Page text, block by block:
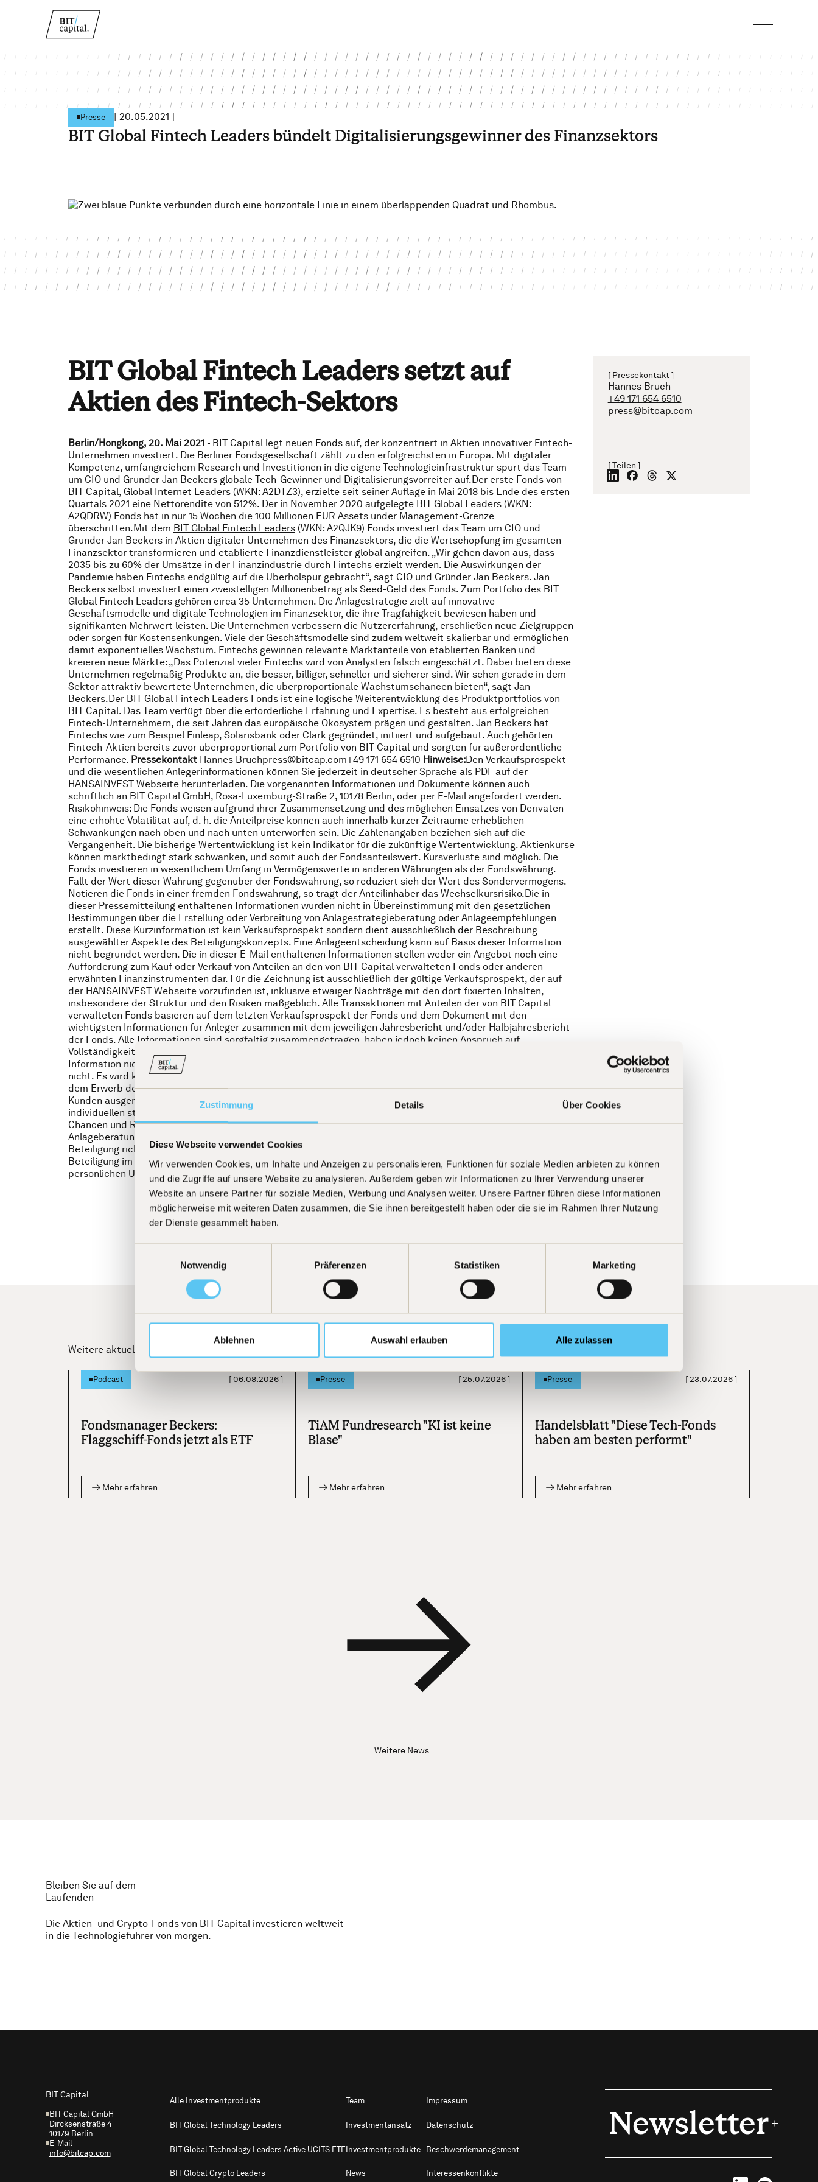
Zustimmung Details Über Cookies
Diese Webseite verwendet Cookies
Wir verwenden Cookies, um Inhalte und Anzeigen zu personalisieren, Funktionen für soziale Medien anbieten zu können
und die Zugriffe auf unsere Website zu analysieren. Außerdem geben wir Informationen zu Ihrer Verwendung unserer
Website an unsere Partner für soziale Medien, Werbung und Analysen weiter. Unsere Partner führen diese Informationen
möglicherweise mit weiteren Daten zusammen, die Sie ihnen bereitgestellt haben oder die sie im Rahmen Ihrer Nutzung
der Dienste gesammelt haben.
Notwendig
Präferenzen Statistiken Marketing
Ablehnen Auswahl erlauben Alle zulassen
Presse [ 20.05.2021 ]
BIT Global Fintech Leaders bündelt Digitalisierungsgewinner des Finanzsektors
BIT Global Fintech Leaders setzt auf
Aktien des Fintech-Sektors
Berlin/Hongkong, 20. Mai 2021 - BIT Capital legt neuen Fonds auf, der konzentriert in Aktien innovativer Fintech-
Unternehmen investiert. Die Berliner Fondsgesellschaft zählt zu den erfolgreichsten in Europa. Mit digitaler
Kompetenz, umfangreichem Research und Investitionen in die eigene Technologieinfrastruktur spürt das Team
um CIO und Gründer Jan Beckers globale Tech-Gewinner und Digitalisierungsvorreiter auf.Der erste Fonds von
BIT Capital, Global Internet Leaders (WKN: A2DTZ3), erzielte seit seiner Auflage in Mai 2018 bis Ende des ersten
Quartals 2021 eine Nettorendite von 512%. Der in November 2020 aufgelegte BIT Global Leaders (WKN:
A2QDRW) Fonds hat in nur 15 Wochen die 100 Millionen EUR Assets under Management-Grenze
überschritten.Mit dem BIT Global Fintech Leaders (WKN: A2QJK9) Fonds investiert das Team um CIO und
Gründer Jan Beckers in Aktien digitaler Unternehmen des Finanzsektors, die die Wertschöpfung im gesamten
Finanzsektor transformieren und etablierte Finanzdienstleister global angreifen. „Wir gehen davon aus, dass
2035 bis zu 60% der Umsätze in der Finanzindustrie durch Fintechs erzielt werden. Die Auswirkungen der
Pandemie haben Fintechs endgültig auf die Überholspur gebracht“, sagt CIO und Gründer Jan Beckers. Jan
Beckers selbst investiert einen zweistelligen Millionenbetrag als Seed-Geld des Fonds. Zum Portfolio des BIT
Global Fintech Leaders gehören circa 35 Unternehmen. Die Anlagestrategie zielt auf innovative
Geschäftsmodelle und digitale Technologien im Finanzsektor, die ihre Tragfähigkeit bewiesen haben und
signifikanten Mehrwert leisten. Die Unternehmen verbessern die Nutzererfahrung, erschließen neue Zielgruppen
oder sorgen für Kostensenkungen. Viele der Geschäftsmodelle sind zudem weltweit skalierbar und ermöglichen
damit exponentielles Wachstum. Fintechs gewinnen relevante Marktanteile von etablierten Banken und
kreieren neue Märkte: „Das Potenzial vieler Fintechs wird von Analysten falsch eingeschätzt. Dabei bieten diese
Unternehmen regelmäßig Produkte an, die besser, billiger, schneller und sicherer sind. Wir sehen gerade in dem
Sektor attraktiv bewertete Unternehmen, die überproportionale Wachstumschancen bieten“, sagt Jan
Beckers.Der BIT Global Fintech Leaders Fonds ist eine logische Weiterentwicklung des Produktportfolios von
BIT Capital. Das Team verfügt über die erforderliche Erfahrung und Expertise. Es besteht aus erfolgreichen
Fintech-Unternehmern, die seit Jahren das europäische Ökosystem prägen und gestalten. Jan Beckers hat
Fintechs wie zum Beispiel Finleap, Solarisbank oder Clark gegründet, initiiert und aufgebaut. Auch gehörten
Fintech-Aktien bereits zuvor überproportional zum Portfolio von BIT Capital und sorgten für außerordentliche
Performance. Pressekontakt Hannes Bruchpress@bitcap.com+49 171 654 6510 Hinweise:Den Verkaufsprospekt
und die wesentlichen Anlegerinformationen können Sie jederzeit in deutscher Sprache als PDF auf der
HANSAINVEST Webseite herunterladen. Die vorgenannten Informationen und Dokumente können auch
schriftlich an BIT Capital GmbH, Rosa-Luxemburg-Straße 2, 10178 Berlin, oder per E-Mail angefordert werden.
Risikohinweis: Die Fonds weisen aufgrund ihrer Zusammensetzung und des möglichen Einsatzes von Derivaten
eine erhöhte Volatilität auf, d. h. die Anteilpreise können auch innerhalb kurzer Zeiträume erheblichen
Schwankungen nach oben und nach unten unterworfen sein. Die Zahlenangaben beziehen sich auf die
Vergangenheit. Die bisherige Wertentwicklung ist kein Indikator für die zukünftige Wertentwicklung. Aktienkurse
können marktbedingt stark schwanken, und somit auch der Fondsanteilswert. Kursverluste sind möglich. Die
Fonds investieren in wesentlichem Umfang in Vermögenswerte in anderen Währungen als der Fondswährung.
Fällt der Wert dieser Währung gegenüber der Fondswährung, so reduziert sich der Wert des Sondervermögens.
Notieren die Fonds in einer fremden Fondswährung, so trägt der Anteilinhaber das Wechselkursrisiko.Die in
dieser Pressemitteilung enthaltenen Informationen wurden nicht in Übereinstimmung mit den gesetzlichen
Bestimmungen über die Erstellung oder Verbreitung von Anlagestrategieberatung oder Anlageempfehlungen
erstellt. Diese Kurzinformation ist kein Verkaufsprospekt sondern dient ausschließlich der Beschreibung
ausgewählter Aspekte des Beteiligungskonzepts. Eine Anlageentscheidung kann auf Basis dieser Information
nicht begründet werden. Die in dieser E-Mail enthaltenen Informationen stellen weder ein Angebot noch eine
Aufforderung zum Kauf oder Verkauf von Anteilen an den von BIT Capital verwalteten Fonds oder anderen
erwähnten Finanzinstrumenten dar. Für die Zeichnung ist ausschließlich der gültige Verkaufsprospekt, der auf
der HANSAINVEST Webseite vorzufinden ist, inklusive etwaiger Nachträge mit den dort fixierten Inhalten,
insbesondere der Struktur und den Risiken maßgeblich. Alle Transaktionen mit Anteilen der von BIT Capital
verwalteten Fonds basieren auf dem letzten Verkaufsprospekt der Fonds und dem Dokument mit den
wichtigsten Informationen für Anleger zusammen mit dem jeweiligen Jahresbericht und/oder Halbjahresbericht
der Fonds. Alle Informationen sind sorgfältig zusammengetragen, haben jedoch keinen Anspruch auf
Vollständigkeit und sind absolut unverbindlich sowie ohne Gewähr. Des Weiteren dient die Bereitstellung der
Information nicht als Rechtsberatung, Steuerberatung oder wertpapierbezogene Beratung und ersetzt diese
nicht. Es wird keine Haftung für die Inhalte, welche sich aus dem Verkaufsprospekt bzw. Risiken, die sich aus
dem Erwerb des Beteiligungskonzepts ergeben, übernommen. Eine an den persönlichen Verhältnissen des
Kunden ausgerichtete Anlageempfehlung, insbesondere in der Form einer individuellen Anlageberatung, der
individuellen steuerlichen Situation und unter Einbeziehung allgemeiner sowie objektspezifischer Grundlagen,
Chancen und Risiken, erfolgt ausdrücklich nicht. Die hier bereitgestellten Informationen ersetzen keine
Anlageberatung, die BIT Capital GmbH ansonsten vor jeder Anlagetransaktion ausdrücklich empfiehlt. Die
Beteiligung richtet sich an natürliche Personen, die in Deutschland unbeschränkt steuerpflichtig sind und die
Beteiligung im Privatvermögen halten. Die steuerlichen Auswirkungen für einen Anleger hängen von seinen
persönlichen Umständen ab und können sich ändern.
[ Pressekontakt ]
Hannes Bruch
+49 171 654 6510
press@bitcap.com
[ Teilen ]
Weitere aktuelle News
Podcast [06.08.2026]
Fondsmanager Beckers:
Flaggschiff-Fonds jetzt als ETF
Mehr erfahren
Presse [25.07.2026]
TiAM Fundresearch "KI ist keine
Blase"
Mehr erfahren
Presse [23.07.2026]
Handelsblatt "Diese Tech-Fonds
haben am besten performt"
Mehr erfahren
Weitere News
Bleiben Sie auf dem
Laufenden
Die Aktien- und Crypto-Fonds von BIT Capital investieren weltweit
in die Technologiefuhrer von morgen.
BIT Capital
BIT Capital GmbH
Dircksenstraße 4
10179 Berlin
E-Mail
info@bitcap.com
Alle Investmentprodukte
BIT Global Technology Leaders
BIT Global Technology Leaders Active UCITS ETF
BIT Global Crypto Leaders
Team
Investmentansatz
Investmentprodukte
News
Impressum
Datenschutz
Beschwerdemanagement
Interessenkonflikte
Newsletter